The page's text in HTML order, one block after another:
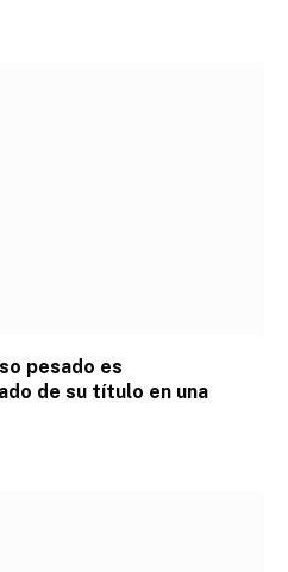
pesado es
de su título en una